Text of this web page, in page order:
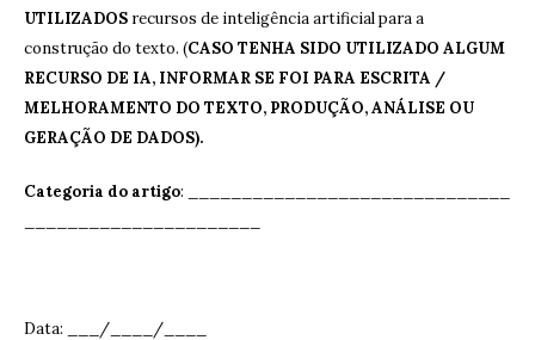
UTILIZADOS recursos de inteligência artificial para a
construção do texto. (CASO TENHA SIDO UTILIZADO ALGUM
RECURSO DE IA, INFORMAR SE FOI PARA ESCRITA /
MELHORAMENTO DO TEXTO, PRODUÇÃO, ANÁLISE OU
GERAÇÃO DE DADOS).
Categoria do artigo: ______________________________
Data: ___/____/____